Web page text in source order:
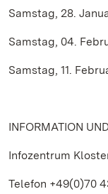
Samstag, 28.
Samstag, 04.
Samstag, 11.
INFORMATION
Infozentrum
Telefon +49(0)70